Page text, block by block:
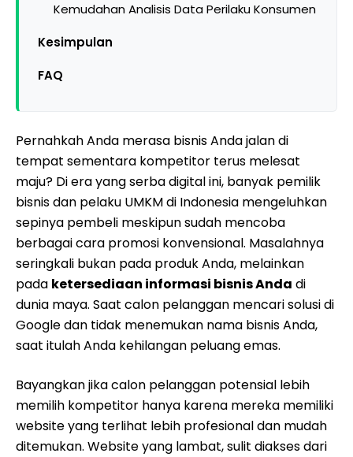
Kemudahan Analisis Data Perilaku Konsumen
Kesimpulan
FAQ
Pernahkah Anda merasa bisnis Anda jalan di
tempat sementara kompetitor terus melesat
maju? Di era yang serba digital ini, banyak pemilik
bisnis dan pelaku UMKM di Indonesia mengeluhkan
sepinya pembeli meskipun sudah mencoba
berbagai cara promosi konvensional. Masalahnya
seringkali bukan pada produk Anda, melainkan
pada ketersediaan informasi bisnis Anda di
dunia maya. Saat calon pelanggan mencari solusi di
Google dan tidak menemukan nama bisnis Anda,
saat itulah Anda kehilangan peluang emas.
Bayangkan jika calon pelanggan potensial lebih
memilih kompetitor hanya karena mereka memiliki
website yang terlihat lebih profesional dan mudah
ditemukan. Website yang lambat, sulit diakses dari